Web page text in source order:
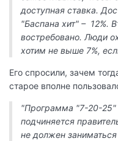
доступная ставка.
"Баспана хит" – 12%.
востребовано. Люди
хотим не выше 7%,
Его спросили, зачем
старое вполне
"Программа "7-20-25"
подчиняется
не должен